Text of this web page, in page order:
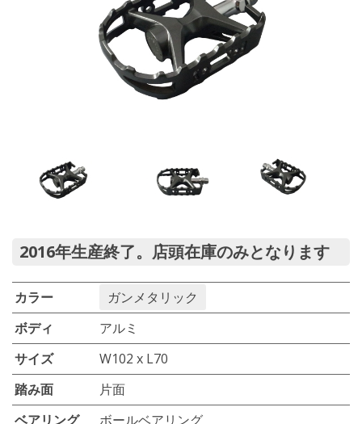
2016年生産終了。店頭在庫のみとなります
カラー
ガンメタリック
ボディ
アルミ
サイズ
W102 x L70
踏み面
片面
ベアリング
ボールベアリング